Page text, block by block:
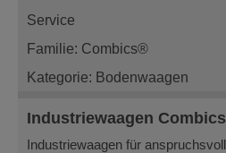
Service
Familie: Combics®
Kategorie: Bodenwaagen
Industriewaagen Combics
Industriewaagen für